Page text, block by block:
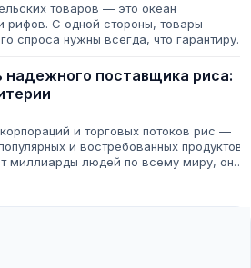
товаров — это океан
рифов. С одной стороны, товары
спроса нужны всегда, что гарантирует
цен потребительских...
надежного поставщика риса:
и торговых потоков рис —
и востребованных продуктов.
миллиарды людей по всему миру, он